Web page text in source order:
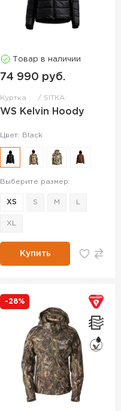
Товар в наличии
74 990 руб.
Куртка SITKA
WS Kelvin Hoody
Цвет: Black
Выберите размер:
XS S M
XL
Купить
-28%